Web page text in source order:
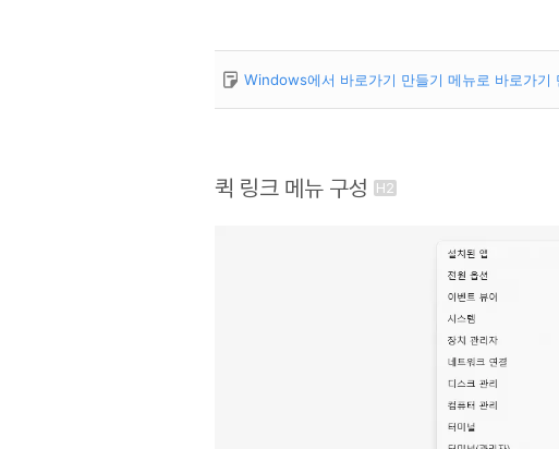
Windows에서 바로가기 만들기 메뉴로 바로가기
퀵 링크 메뉴 구성